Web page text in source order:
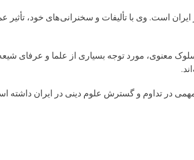
است. وی با تألیفات و سخنرانی‌های خود، تأثیر
معنوی، مورد توجه بسیاری از علما و عرفای
مهمی در تداوم و گسترش علوم دینی در ایران